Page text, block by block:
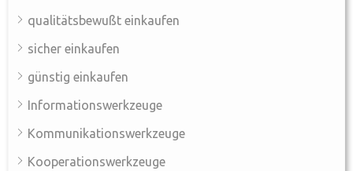
qualitätsbewußt einkaufen
sicher einkaufen
günstig einkaufen
Informationswerkzeuge
Kommunikationswerkzeuge
Kooperationswerkzeuge